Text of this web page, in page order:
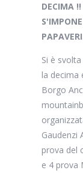
DECIMA
Si è
la decima
Borgo
Gaudenzi
prova del
e 4 prova